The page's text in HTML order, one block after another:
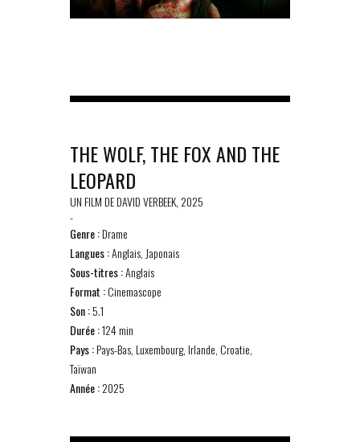
THE WOLF, THE FOX AND THE
LEOPARD
UN FILM DE DAVID VERBEEK, 2025
-
Genre :Drame
Langues :Anglais, Japonais
Sous-titres :Anglais
Format :Cinemascope
Son :5.1
Durée :124 min
Pays :Pays-Bas, Luxembourg, Irlande, Croatie,
Taïwan
Année :2025